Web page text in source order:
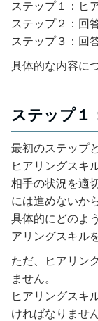
ステップ１：ヒ
ステップ２：回
ステップ３：回
具体的な内容に
ステップ１
最初のステップ
ヒアリングスキ
相手の状況を適
には進めないか
具体的にどのよ
アリングスキル
ただ、ヒアリン
ません。
ヒアリングスキ
ければなりません